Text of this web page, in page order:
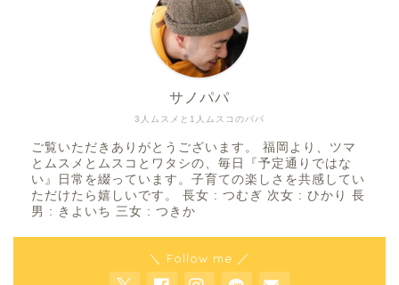
3人ムスメと1人ムスコのパパ
サノパパ
ご覧いただきありがとうございます。 福岡より、ツマ
とムスメとムスコとワタシの、毎日『予定通りではな
い』日常を綴っています。子育ての楽しさを共感してい
ただけたら嬉しいです。 長女 : つむぎ 次女 : ひかり 長
男 : きよいち 三女 : つきか
＼ Follow me ／